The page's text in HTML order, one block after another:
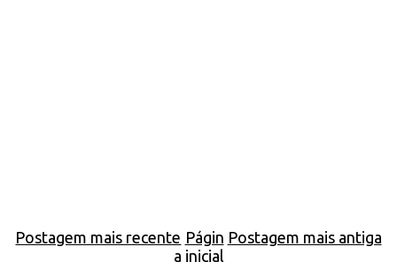
Postagem mais recente Postagem mais antiga
Págin
a inicial